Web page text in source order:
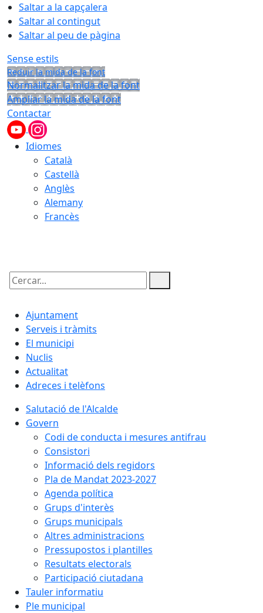
Saltar a la capçalera
Saltar al contingut
Saltar al peu de pàgina
Sense estils
Reduir la mida de la font
Normalitzar la mida de la font
Ampliar la mida de la font
Contactar
Idiomes
Català
Castellà
Anglès
Alemany
Francès
Cercar:
Ajuntament
Serveis i tràmits
El municipi
Nuclis
Actualitat
Adreces i telèfons
Salutació de l'Alcalde
Govern
Codi de conducta i mesures antifrau
Consistori
Informació dels regidors
Pla de Mandat 2023-2027
Agenda política
Grups d'interès
Grups municipals
Altres administracions
Pressupostos i plantilles
Resultats electorals
Participació ciutadana
Tauler informatiu
Ple municipal